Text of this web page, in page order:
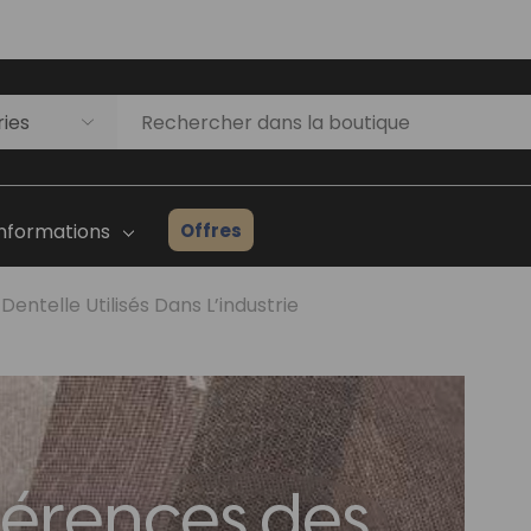
Liste D'inventaire Des
Prothèses Capillaires
Guide Du Débutant
Consultation
Offres
Utilisés Dans L’industrie